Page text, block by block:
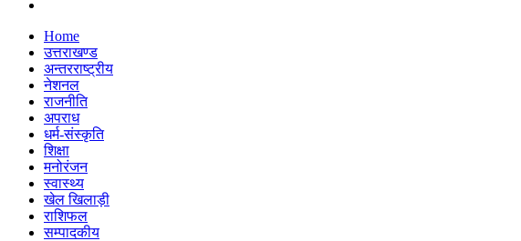
Home
उत्तराखण्ड
अन्तरराष्ट्रीय
नेशनल
राजनीति
अपराध
धर्म-संस्कृति
शिक्षा
मनोरंजन
स्वास्थ्य
खेल खिलाड़ी
राशिफल
सम्पादकीय